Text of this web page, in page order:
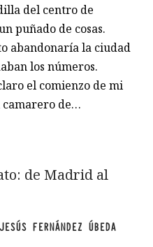
del centro de
puñado de cosas.
abandonaría la ciudad
los números.
el comienzo de mi
de…
de Madrid al
JESÚS FERNÁNDEZ ÚBEDA